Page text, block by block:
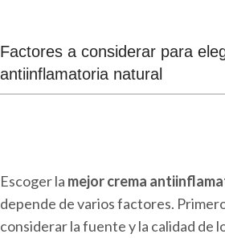
Factores a considerar para
antiinflamatoria natural
Escoger la mejor crema
depende de varios factores.
considerar la fuente y la calidad de